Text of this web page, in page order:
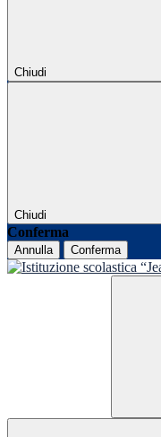
Chiudi
Chiudi
Conferma
Annulla Conferma